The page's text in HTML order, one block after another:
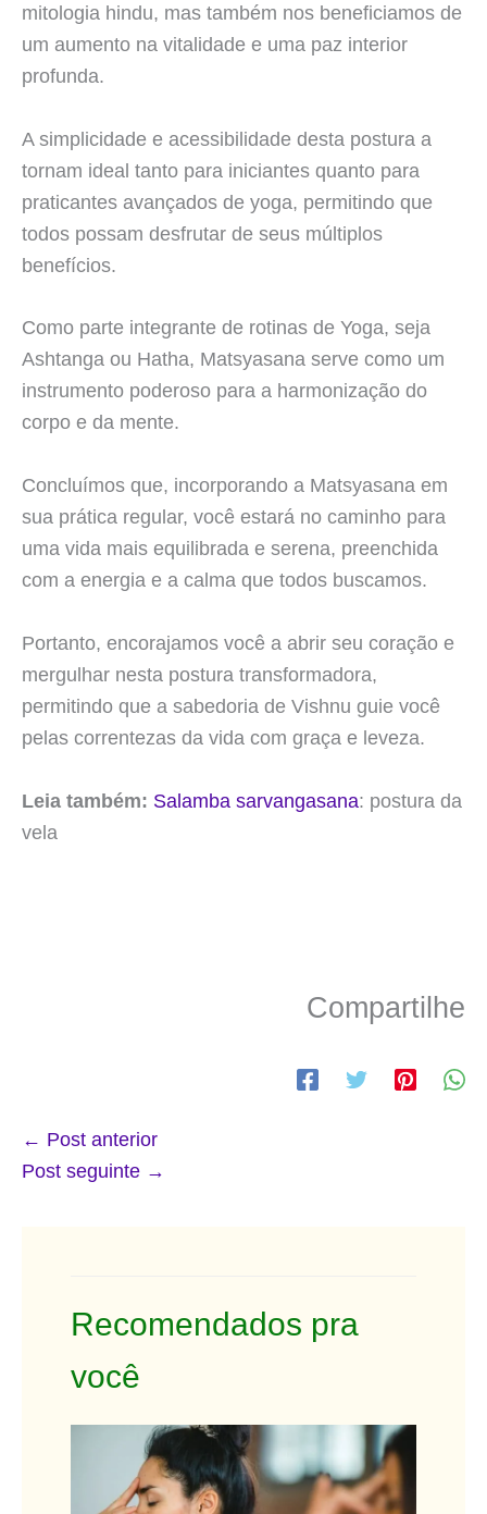
mitologia hindu, mas também nos beneficiamos de
um aumento na vitalidade e uma paz interior
profunda.
A simplicidade e acessibilidade desta postura a
tornam ideal tanto para iniciantes quanto para
praticantes avançados de yoga, permitindo que
todos possam desfrutar de seus múltiplos
benefícios.
Como parte integrante de rotinas de Yoga, seja
Ashtanga ou Hatha, Matsyasana serve como um
instrumento poderoso para a harmonização do
corpo e da mente.
Concluímos que, incorporando a Matsyasana em
sua prática regular, você estará no caminho para
uma vida mais equilibrada e serena, preenchida
com a energia e a calma que todos buscamos.
Portanto, encorajamos você a abrir seu coração e
mergulhar nesta postura transformadora,
permitindo que a sabedoria de Vishnu guie você
pelas correntezas da vida com graça e leveza.
Leia também: Salamba sarvangasana: postura da
vela
Compartilhe
← Post anterior
Post seguinte →
Recomendados pra
você